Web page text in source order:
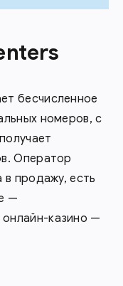
бесчисленное
номеров, с
Оператор
в продажу, есть
—
казино —